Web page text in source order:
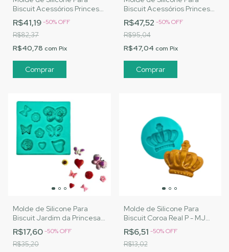
Biscuit Acessórios Princesa
e Vilã 1 - MJ Artesanatos
|Cód. A137
R$41,19-50%OFF
R$82,37
R$40,78 com Pix
Biscuit Acessórios Princesa
e Vilã 2 - MJ Artesanatos
|Cód. A138
R$47,52 -50%OFF
R$95,04
R$47,04 com Pix
Molde de Silicone Para
Biscuit Jardim da Princesa -
MJ Artesanatos |Cód. A139
R$17,60-50%OFF
R$35,20
Molde de Silicone Para
Biscuit Coroa Real P - MJ
Artesanatos |Cód. A106
R$6,51 -50%OFF
R$13,02